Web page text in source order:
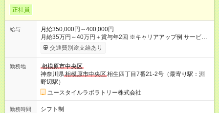
正社員
給与
月給350,000円～400,000円
月給35万円～40万円＋賞与年2回 ※キャリアアップ例 サービス
管理責任者 年収490万円→サビ管と施設管理業務兼務 年収
560万円 【試用期間】試用期間あり 試用期間の長さ：3ヶ月 雇
交通費別途支給あり
勤務地
相模原市中央区
神奈川県相模原市中央区相生四丁目7番21-2号（最寄り駅：淵
野辺駅）
ユースタイルラボラトリー株式会社
勤務時間
シフト制